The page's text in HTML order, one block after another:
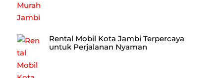
Rental Mobil Kota Jambi Terpercaya
untuk Perjalanan Nyaman